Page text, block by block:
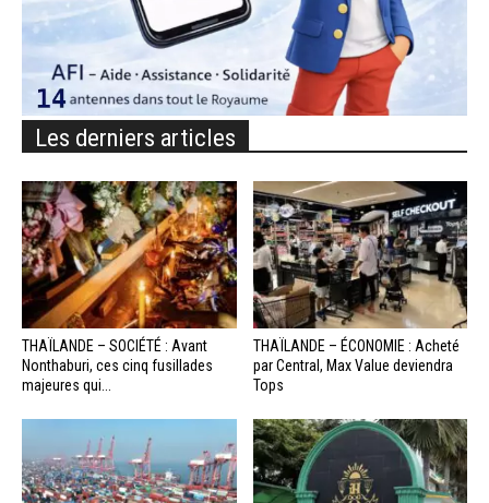
Les derniers articles
THAÏLANDE – SOCIÉTÉ : Avant
Nonthaburi, ces cinq fusillades
majeures qui...
THAÏLANDE – ÉCONOMIE : Acheté
par Central, Max Value deviendra
Tops